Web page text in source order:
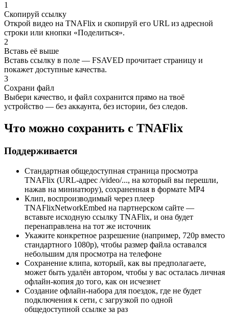
1
Скопируй ссылку
Открой видео на TNAFlix и скопируй его URL из адресной
строки или кнопки «Поделиться».
2
Вставь её выше
Вставь ссылку в поле — FSAVED прочитает страницу и
покажет доступные качества.
3
Сохрани файл
Выбери качество, и файл сохранится прямо на твоё
устройство — без аккаунта, без истории, без следов.
Что можно сохранить с TNAFlix
Поддерживается
Стандартная общедоступная страница просмотра
TNAFlix (URL-адрес /video/..., на который вы перешли,
нажав на миниатюру), сохраненная в формате MP4
Клип, воспроизводимый через плеер
TNAFlixNetworkEmbed на партнерском сайте —
вставьте исходную ссылку TNAFlix, и она будет
перенаправлена на тот же источник
Укажите конкретное разрешение (например, 720p вместо
стандартного 1080p), чтобы размер файла оставался
небольшим для просмотра на телефоне
Сохранение клипа, который, как вы предполагаете,
может быть удалён автором, чтобы у вас осталась личная
офлайн-копия до того, как он исчезнет
Создание офлайн-набора для поездок, где не будет
подключения к сети, с загрузкой по одной
общедоступной ссылке за раз